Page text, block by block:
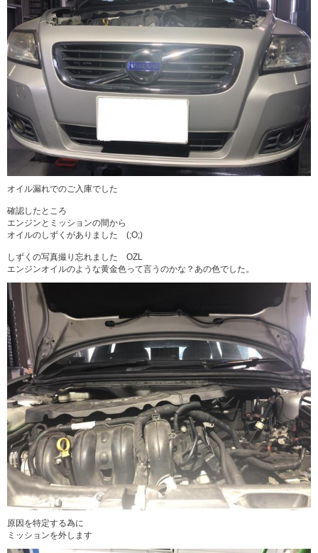
オイル漏れでのご入庫でした
確認したところ
エンジンとミッションの間から
オイルのしずくがありました (;O;)
しずくの写真撮り忘れました OZL
エンジンオイルのような黄金色って言うのかな？あの色でした。
原因を特定する為に
ミッションを外します